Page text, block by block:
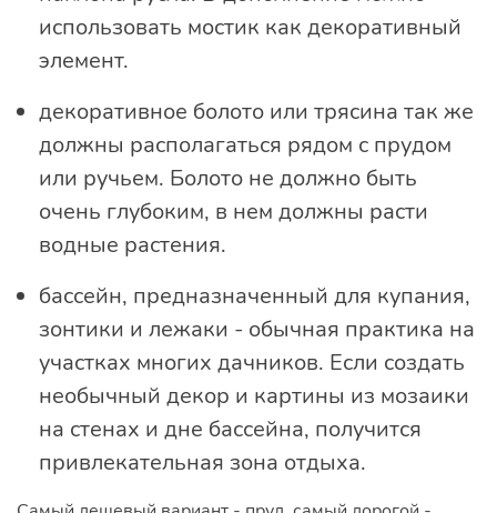
использовать мостик как декоративный
элемент.
декоративное болото или трясина так же
должны располагаться рядом с прудом
или ручьем. Болото не должно быть
очень глубоким, в нем должны расти
водные растения.
бассейн, предназначенный для купания,
зонтики и лежаки - обычная практика на
участках многих дачников. Если создать
необычный декор и картины из мозаики
на стенах и дне бассейна, получится
привлекательная зона отдыха.